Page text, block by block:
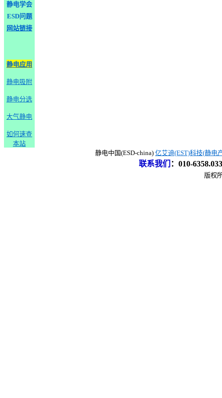
静电学会
ESD问题
网站链接
静电应用
静电吸附
静电分选
大气静电
如何速查
本站
静电中国(ESD-china) 亿艾迪(EST)科技(静电
联系我们 ： 010-
版权